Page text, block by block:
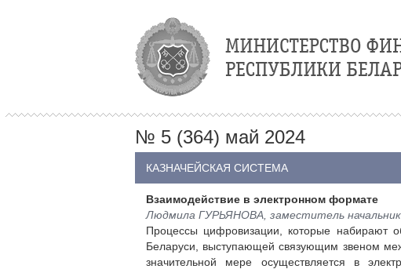
№ 5 (364) май 2024
КАЗНАЧЕЙСКАЯ СИСТЕМА
Взаимодействие в электронном формате
Людмила ГУРЬЯНОВА, заместитель
Процессы цифровизации, которые набирают
Беларуси, выступающей связующим звеном
значительной мере осуществляется в